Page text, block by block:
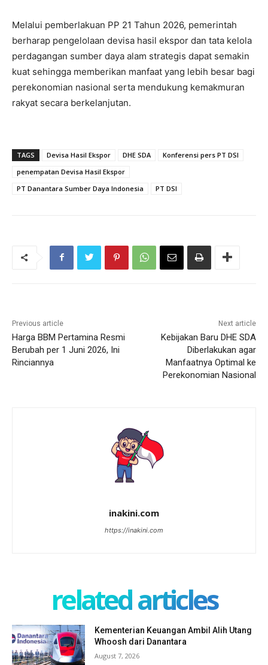
Melalui pemberlakuan PP 21 Tahun 2026, pemerintah
berharap pengelolaan devisa hasil ekspor dan tata kelola
perdagangan sumber daya alam strategis dapat semakin
kuat sehingga memberikan manfaat yang lebih besar bagi
perekonomian nasional serta mendukung kemakmuran
rakyat secara berkelanjutan.
TAGS Devisa Hasil Ekspor DHE SDA
Konferensi pers PT DSI
penempatan Devisa Hasil Ekspor
PT Danantara Sumber Daya Indonesia
PT DSI
Previous article
Harga BBM Pertamina Resmi
Berubah per 1 Juni 2026, Ini
Rinciannya
Next article
Kebijakan Baru DHE SDA
Diberlakukan agar
Manfaatnya Optimal ke
Perekonomian Nasional
inakini.com
https://inakini.com
related articles
Kementerian Keuangan Ambil Alih Utang
Whoosh dari Danantara
August 7, 2026